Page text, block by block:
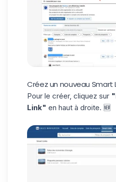
Créez un nouveau Smart
Pour le créer, cliquez sur
Link" en haut à droite. 🆕